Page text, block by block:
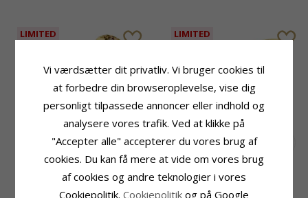
LIMITED
messing - Eliné
LIMITED
Zirkon ring i forgyldt
messing - Eliné
Vi værdsætter dit privatliv. Vi bruger cookies til
at forbedre din browseroplevelse, vise dig
personligt tilpassede annoncer eller indhold og
analysere vores trafik. Ved at klikke på
"Accepter alle" accepterer du vores brug af
cookies. Du kan få mere at vide om vores brug
af cookies og andre teknologier i vores
Cookiepolitik. Cookiepolitik og på Google